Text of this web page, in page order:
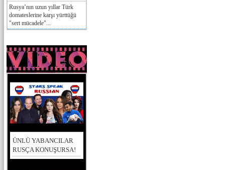
Rusya’nın uzun yıllar Türk
domateslerine karşı yürttüğü
"sert mücadele"...
ÜNLÜ YABANCILAR
RUSÇA KONUŞURSA!